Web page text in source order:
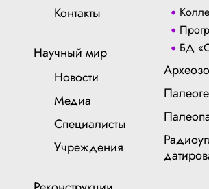
Контакты
Научный мир
Новости
Медиа
Специалисты
Учреждения
БД